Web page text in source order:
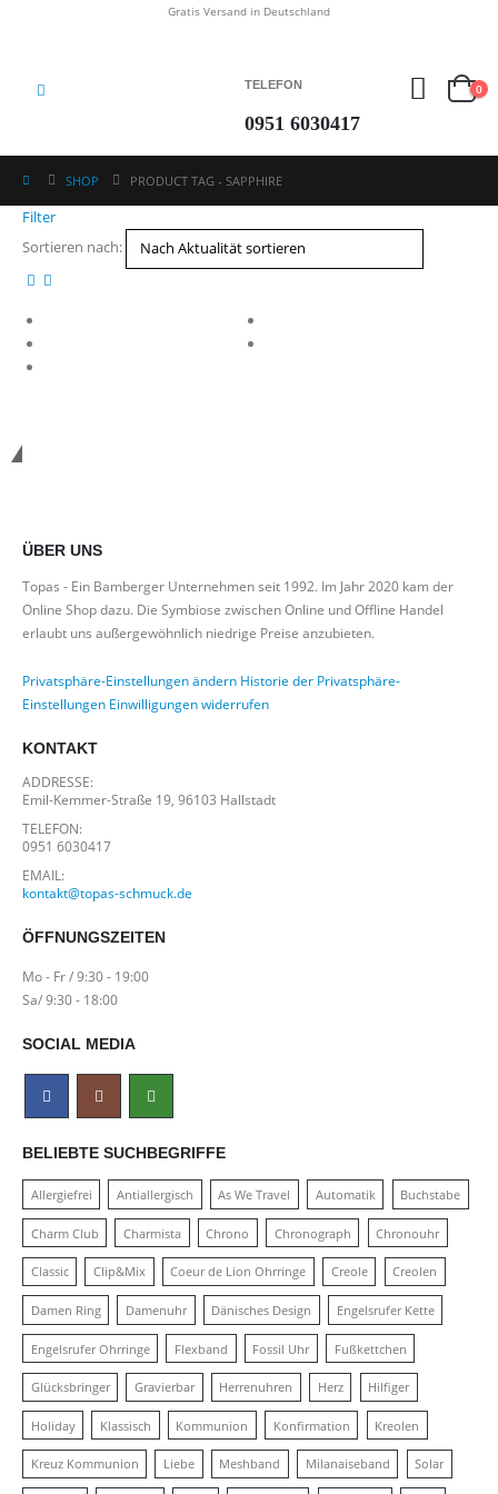
Gratis Versand in Deutschland
TELEFON
0951 6030417
0
SHOP PRODUCT TAG -SAPPHIRE
Filter
Sortieren nach:
ÜBER UNS
Topas - Ein Bamberger Unternehmen seit 1992. Im Jahr 2020 kam der
Online Shop dazu. Die Symbiose zwischen Online und Offline Handel
erlaubt uns außergewöhnlich niedrige Preise anzubieten.
Privatsphäre-Einstellungen ändern Historie der Privatsphäre-
Einstellungen Einwilligungen widerrufen
KONTAKT
ADDRESSE:
Emil-Kemmer-Straße 19, 96103 Hallstadt
TELEFON:
0951 6030417
EMAIL:
kontakt@topas-schmuck.de
ÖFFNUNGSZEITEN
Mo - Fr / 9:30 - 19:00
Sa/ 9:30 - 18:00
SOCIAL MEDIA
BELIEBTE SUCHBEGRIFFE
Allergiefrei Antiallergisch As We Travel Automatik Buchstabe
Charm Club Charmista Chrono Chronograph Chronouhr
Classic Clip&Mix Coeur de Lion Ohrringe Creole Creolen
Damen Ring Damenuhr Dänisches Design Engelsrufer Kette
Engelsrufer Ohrringe Flexband Fossil Uhr Fußkettchen
Glücksbringer Gravierbar Herrenuhren Herz Hilfiger
Holiday Klassisch Kommunion Konfirmation Kreolen
Kreuz Kommunion Liebe Meshband Milanaiseband Solar